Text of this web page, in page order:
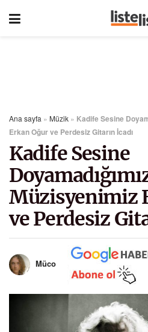
Ana sayfa » Müzik » Kadife Sesine
Erkan Oğur ve Perdesiz Gitarın İcadı
Kadife Sesine
Müzisyenimiz
ve Perdesiz
Müco